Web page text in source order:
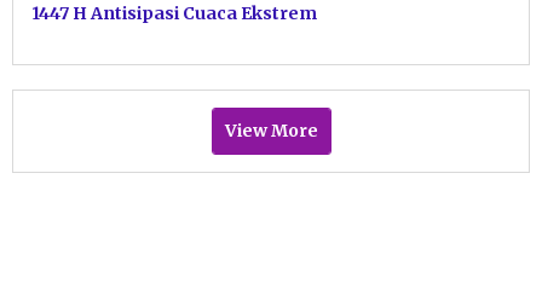
1447 H Antisipasi Cuaca Ekstrem
View More